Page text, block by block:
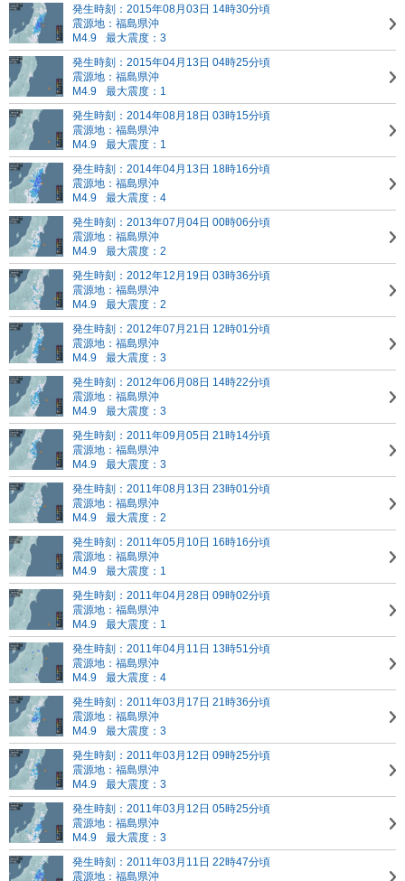
発生時刻：2015年08月03日 14時30分頃
震源地：福島県沖
M4.9
最大震度：3
発生時刻：2015年04月13日 04時25分頃
震源地：福島県沖
M4.9
最大震度：1
発生時刻：2014年08月18日 03時15分頃
震源地：福島県沖
M4.9
最大震度：1
発生時刻：2014年04月13日 18時16分頃
震源地：福島県沖
M4.9
最大震度：4
発生時刻：2013年07月04日 00時06分頃
震源地：福島県沖
M4.9
最大震度：2
発生時刻：2012年12月19日 03時36分頃
震源地：福島県沖
M4.9
最大震度：2
発生時刻：2012年07月21日 12時01分頃
震源地：福島県沖
M4.9
最大震度：3
発生時刻：2012年06月08日 14時22分頃
震源地：福島県沖
M4.9
最大震度：3
発生時刻：2011年09月05日 21時14分頃
震源地：福島県沖
M4.9
最大震度：3
発生時刻：2011年08月13日 23時01分頃
震源地：福島県沖
M4.9
最大震度：2
発生時刻：2011年05月10日 16時16分頃
震源地：福島県沖
M4.9
最大震度：1
発生時刻：2011年04月28日 09時02分頃
震源地：福島県沖
M4.9
最大震度：1
発生時刻：2011年04月11日 13時51分頃
震源地：福島県沖
M4.9
最大震度：4
発生時刻：2011年03月17日 21時36分頃
震源地：福島県沖
M4.9
最大震度：3
発生時刻：2011年03月12日 09時25分頃
震源地：福島県沖
M4.9
最大震度：3
発生時刻：2011年03月12日 05時25分頃
震源地：福島県沖
M4.9
最大震度：3
発生時刻：2011年03月11日 22時47分頃
震源地：福島県沖